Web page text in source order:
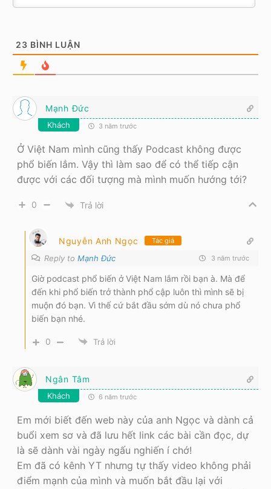
23 BÌNH LUẬN
Mạnh Đức
Khách 3 năm trước
Ở Việt Nam mình cũng thấy Podcast không được
phổ biến lắm. Vậy thì làm sao để có thể tiếp cận
được với các đối tượng mà mình muốn hướng tới?
0 Trả lời
Nguyễn Anh Ngọc Tác giả
Reply to Mạnh Đức 3 năm trước
Giờ podcast phổ biến ở Việt Nam lắm rồi bạn à. Mà để
đến khi phổ biến trở thành phổ cập luôn thì mình sẽ bị
muộn đó bạn. Vì thế cứ bắt đầu sớm dù nó chưa phổ
biến bạn nhé.
0 Trả lời
Ngân Tâm
Khách 6 năm trước
Em mới biết đến web này của anh Ngọc và dành cả
buổi xem sơ và đã lưu hết link các bài cần đọc, dự
là sẽ dành vài ngày ngấu nghiến í chớ!
Em đã có kênh YT nhưng tự thấy video không phải
điểm mạnh của mình và muốn bắt đầu lại với